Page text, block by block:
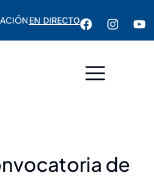
EN DIRECTO
de